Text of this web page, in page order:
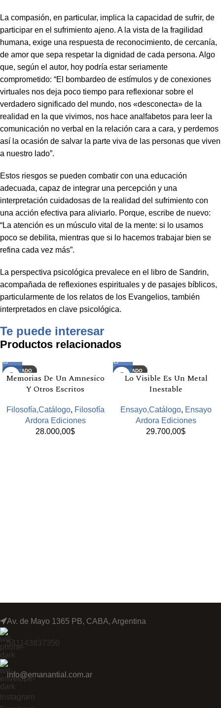
La compasión, en particular, implica la capacidad de sufrir, de
participar en el sufrimiento ajeno. A la vista de la fragilidad
humana, exige una respuesta de reconocimiento, de cercanía,
de amor que sepa respetar la dignidad de cada persona. Algo
que, según el autor, hoy podría estar seriamente
comprometido: “El bombardeo de estímulos y de conexiones
virtuales nos deja poco tiempo para reflexionar sobre el
verdadero significado del mundo, nos «desconecta» de la
realidad en la que vivimos, nos hace analfabetos para leer la
comunicación no verbal en la relación cara a cara, y perdemos
así la ocasión de salvar la parte viva de las personas que viven
a nuestro lado”.
Estos riesgos se pueden combatir con una educación
adecuada, capaz de integrar una percepción y una
interpretación cuidadosas de la realidad del sufrimiento con
una acción efectiva para aliviarlo. Porque, escribe de nuevo:
“La atención es un músculo vital de la mente: si lo usamos
poco se debilita, mientras que si lo hacemos trabajar bien se
refina cada vez más”.
La perspectiva psicológica prevalece en el libro de Sandrin,
acompañada de reflexiones espirituales y de pasajes bíblicos,
particularmente de los relatos de los Evangelios, también
interpretados en clave psicológica.
Te puede interesar
Productos relacionados
AGOTADO
Memorias De Un Amnesico
Y Otros Escritos
Filosofía,Catálogo, Filosofía
Ardora Ediciones
28.000,00$
AGOTADO
Lo Visible Es Un Metal
Inestable
Ensayo,Catálogo, Ensayo
Ardora Ediciones
29.700,00$
Av. de Mayo 1365 PB, CABA, Argentina
541143837350
info@emanantial.com.ar
Instagram